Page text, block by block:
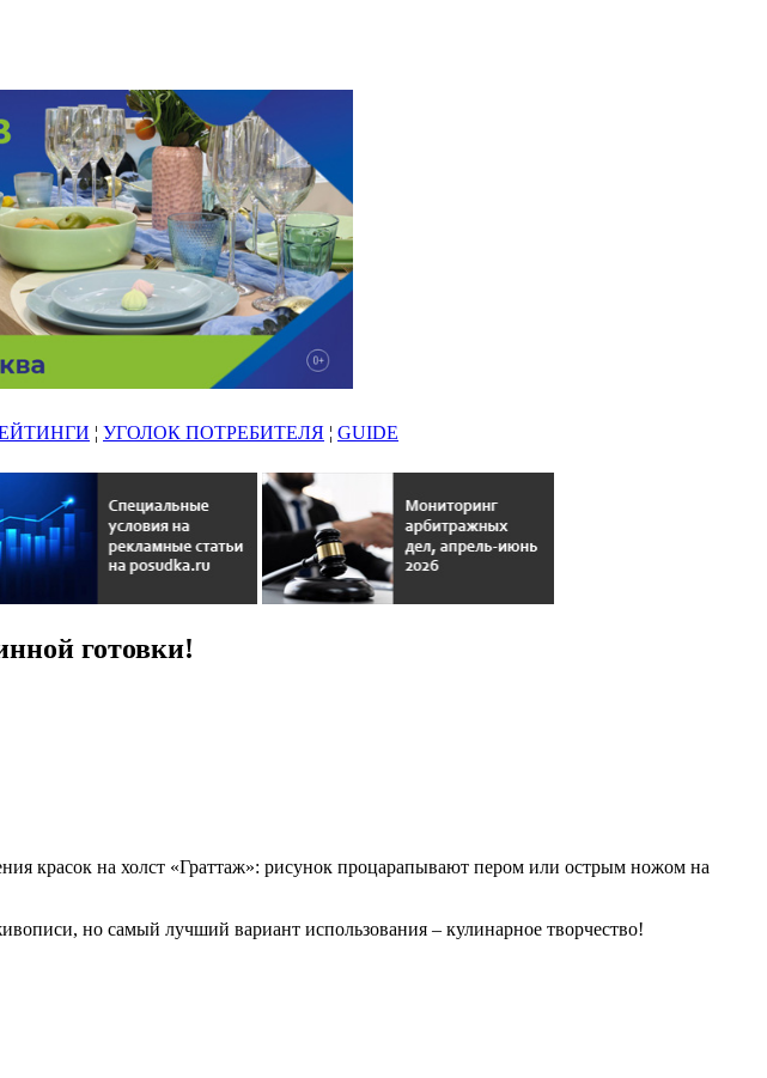
¦ УГОЛОК ПОТРЕБИТЕЛЯ ¦ GUIDE
готовки!
красок на холст «Граттаж»: рисунок процарапывают пером или острым ножом на
но самый лучший вариант использования – кулинарное творчество!